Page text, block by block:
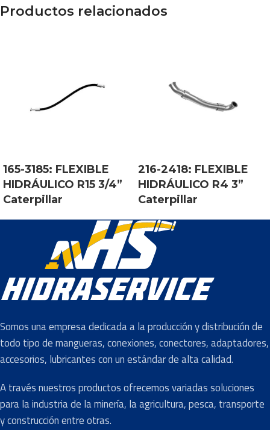
Productos relacionados
165-3185: FLEXIBLE
HIDRÁULICO R15 3/4”
Caterpillar
216-2418: FLEXIBLE
HIDRÁULICO R4 3”
Caterpillar
Somos una empresa dedicada a la producción y distribución de
todo tipo de mangueras, conexiones, conectores, adaptadores,
accesorios, lubricantes con un estándar de alta calidad.
A través nuestros productos ofrecemos variadas soluciones
para la industria de la minería, la agricultura, pesca, transporte
y construcción entre otras.